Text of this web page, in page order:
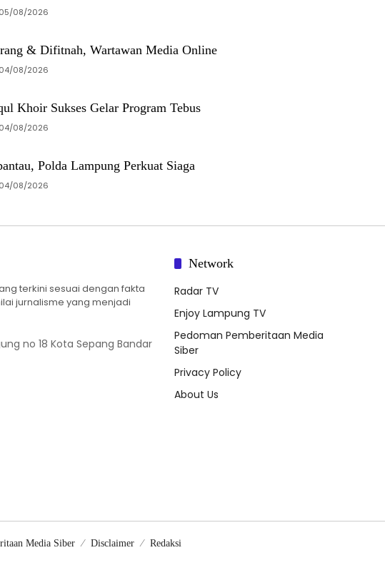
05/08/2026
& Difitnah, Wartawan Media Online
04/08/2026
Khoir Sukses Gelar Program Tebus
04/08/2026
Polda Lampung Perkuat Siaga
04/08/2026
terkini sesuai dengan fakta
jurnalisme yang menjadi
no 18 Kota Sepang Bandar
Network
Radar TV
Enjoy Lampung TV
Pedoman Pemberitaan Media
Siber
Privacy Policy
About Us
Media Siber Disclaimer Redaksi